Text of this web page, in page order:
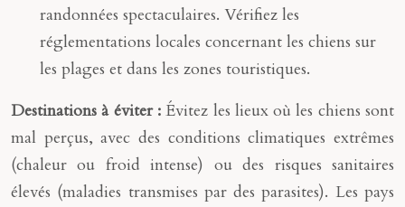
randonnées spectaculaires. Vérifiez les
réglementations locales concernant les chiens sur
les plages et dans les zones touristiques.
Destinations à éviter :Évitez les lieux où les chiens sont
mal perçus, avec des conditions climatiques extrêmes
(chaleur ou froid intense) ou des risques sanitaires
élevés (maladies transmises par des parasites). Les pays